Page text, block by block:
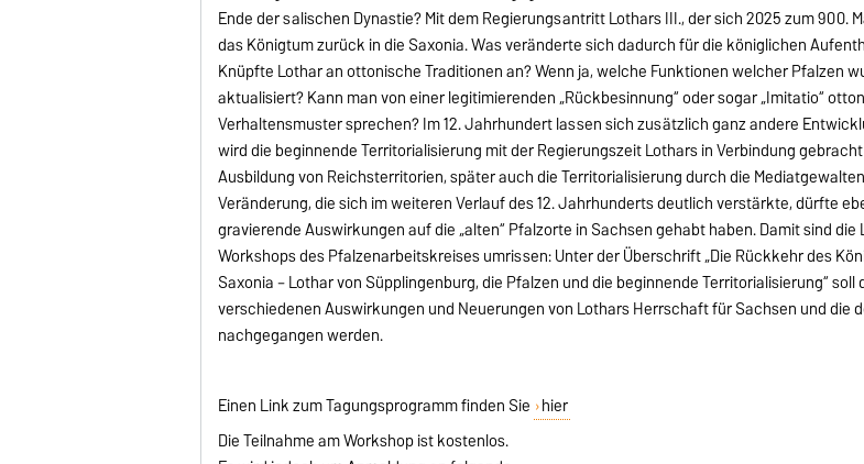
Ende der salischen Dynastie? Mit dem Regierungsantritt Lothars III., der sich 2025 zum 900.
das Königtum zurück in die Saxonia. Was veränderte sich dadurch für die königlichen
Knüpfte Lothar an ottonische Traditionen an? Wenn ja, welche Funktionen welcher Pfalzen
aktualisiert? Kann man von einer legitimierenden „Rückbesinnung“ oder sogar „Imitatio“
Verhaltensmuster sprechen? Im 12. Jahrhundert lassen sich zusätzlich ganz andere
wird die beginnende Territorialisierung mit der Regierungszeit Lothars in Verbindung
Ausbildung von Reichsterritorien, später auch die Territorialisierung durch die
Veränderung, die sich im weiteren Verlauf des 12. Jahrhunderts deutlich verstärkte, dürfte
gravierende Auswirkungen auf die „alten“ Pfalzorte in Sachsen gehabt haben. Damit sind die
Workshops des Pfalzenarbeitskreises umrissen: Unter der Überschrift „Die Rückkehr des
Saxonia – Lothar von Süpplingenburg, die Pfalzen und die beginnende Territorialisierung“ soll
verschiedenen Auswirkungen und Neuerungen von Lothars Herrschaft für Sachsen und die
nachgegangen werden.
Einen Link zum Tagungsprogramm finden Sie hier
Die Teilnahme am Workshop ist kostenlos.